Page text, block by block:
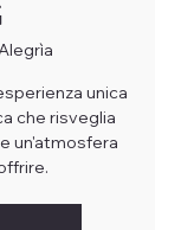
unica
che risveglia
un'atmosfera